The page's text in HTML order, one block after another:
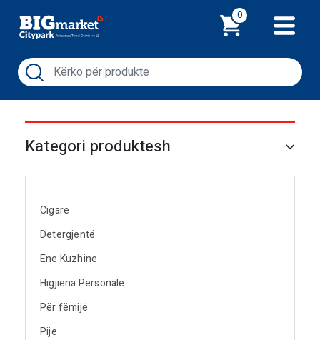
0
Kategori produktesh
Cigare
Detergjentë
Ene Kuzhine
Higjiena Personale
Për fëmijë
Pije